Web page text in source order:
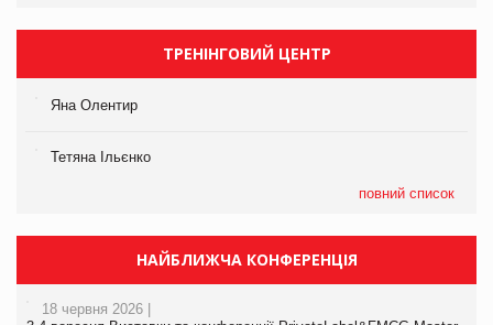
ТРЕНІНГОВИЙ ЦЕНТР
Яна Олентир
Тетяна Ільєнко
повний список
НАЙБЛИЖЧА КОНФЕРЕНЦІЯ
18 червня 2026 |